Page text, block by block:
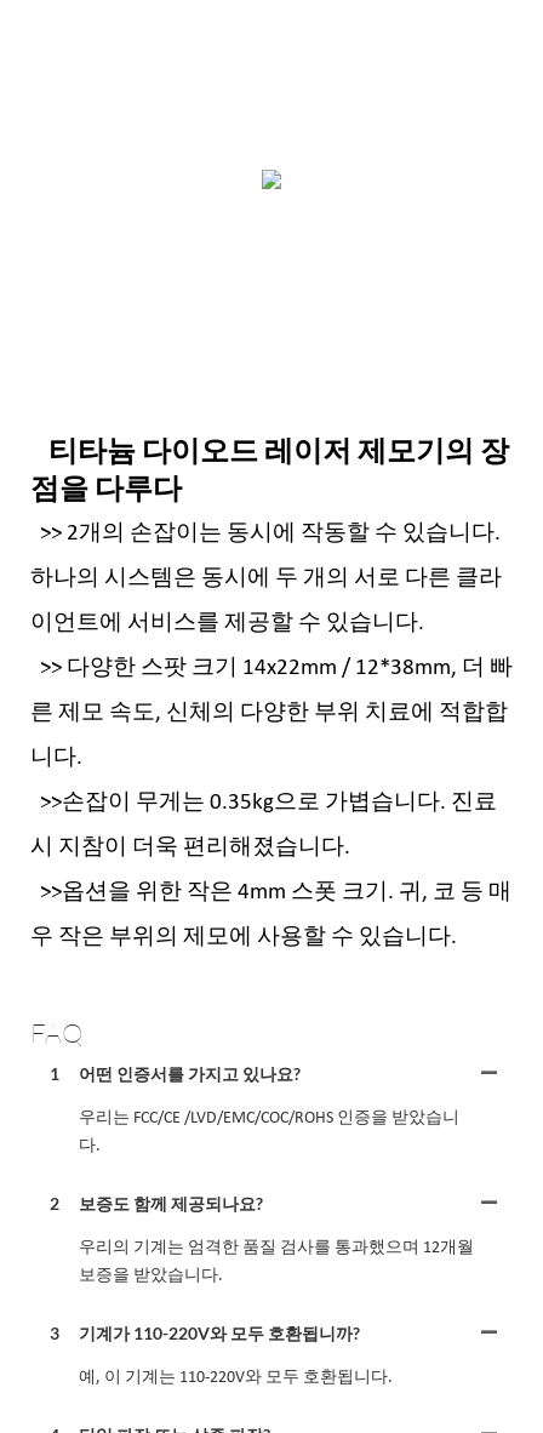
티타늄 다이오드 레이저 제모기의 장
점을 다루다
>> 2개의 손잡이는 동시에 작동할 수 있습니다.
하나의 시스템은 동시에 두 개의 서로 다른 클라
이언트에 서비스를 제공할 수 있습니다.
>> 다양한 스팟 크기 14x22mm / 12*38mm, 더 빠
른 제모 속도, 신체의 다양한 부위 치료에 적합합
니다.
>>손잡이 무게는 0.35kg으로 가볍습니다. 진료
시 지참이 더욱 편리해졌습니다.
>>옵션을 위한 작은 4mm 스폿 크기. 귀, 코 등 매
우 작은 부위의 제모에 사용할 수 있습니다.
FAQ
1 어떤 인증서를 가지고 있나요?
우리는 FCC/CE /LVD/EMC/COC/ROHS 인증을 받았습니
다.
2 보증도 함께 제공되나요?
우리의 기계는 엄격한 품질 검사를 통과했으며 12개월
보증을 받았습니다.
3 기계가 110-220V와 모두 호환됩니까?
예, 이 기계는 110-220V와 모두 호환됩니다.